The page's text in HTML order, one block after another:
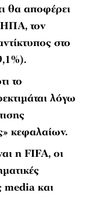
θα αποφέρει
ΗΠΑ, τον
στο
το
λόγω
κεφαλαίων.
η FIFA, οι
media και